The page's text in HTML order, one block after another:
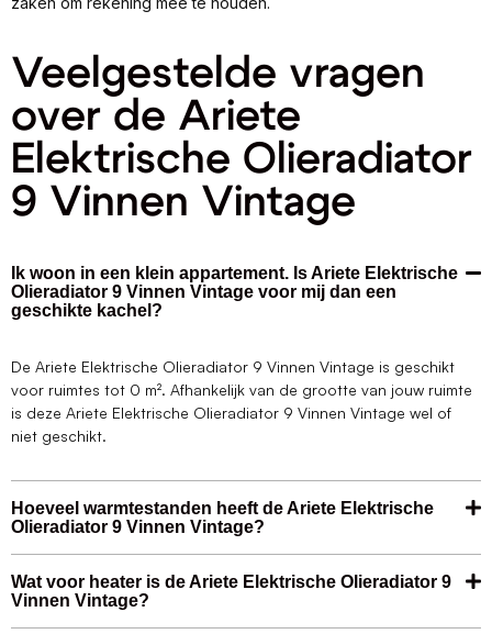
Veelgestelde vragen
over de Ariete
Elektrische Olieradiator
9 Vinnen Vintage
Ik woon in een klein appartement. Is Ariete Elektrische
Olieradiator 9 Vinnen Vintage voor mij dan een
geschikte kachel?
De Ariete Elektrische Olieradiator 9 Vinnen Vintage is geschikt
voor ruimtes tot 0 m². Afhankelijk van de grootte van jouw ruimte
is deze Ariete Elektrische Olieradiator 9 Vinnen Vintage wel of
niet geschikt.
Hoeveel warmtestanden heeft de Ariete Elektrische
Olieradiator 9 Vinnen Vintage?
Wat voor heater is de Ariete Elektrische Olieradiator 9
Vinnen Vintage?